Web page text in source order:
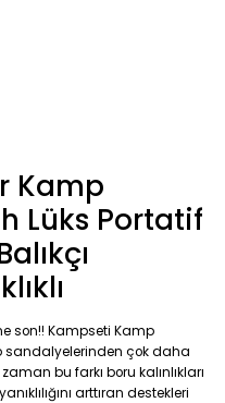
Kamp
Lüks Portatif
son!! Kampseti Kamp
sandalyelerinden çok daha
bu farkı boru kalınlıkları
arttıran destekleri